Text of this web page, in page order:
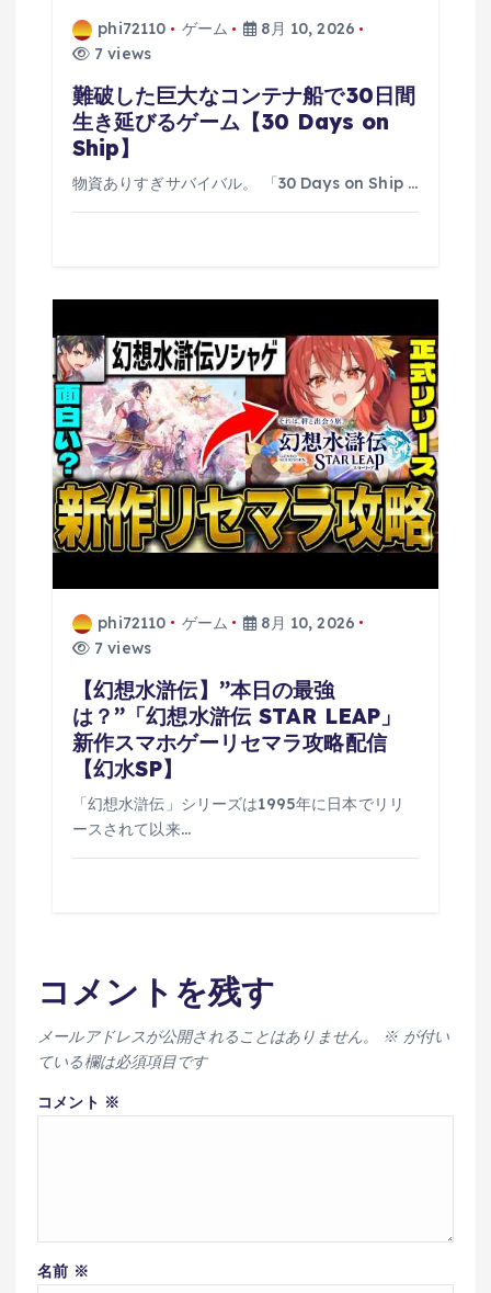
phi72110 ゲーム
8月 10, 2026
7 views
難破した巨大なコンテナ船で30日間
生き延びるゲーム【30 Days on
Ship】
物資ありすぎサバイバル。 「30 Days on Ship …
phi72110 ゲーム
8月 10, 2026
7 views
【幻想水滸伝】”本日の最強
は？”「幻想水滸伝 STAR LEAP」
新作スマホゲーリセマラ攻略配信
【幻水SP】
「幻想水滸伝」シリーズは1995年に日本でリリ
ースされて以来…
コメントを残す
メールアドレスが公開されることはありません。 ※が付い
ている欄は必須項目です
コメント ※
名前 ※